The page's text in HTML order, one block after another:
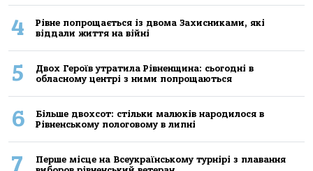
4
Рівне попрощається із двома Захисниками, які
віддали життя на війні
5
Двох Героїв утратила Рівненщина: сьогодні в
обласному центрі з ними попрощаються
6
Більше двохсот: стільки малюків народилося в
Рівненському пологовому в липні
7
Перше місце на Всеукраїнському турнірі з плавання